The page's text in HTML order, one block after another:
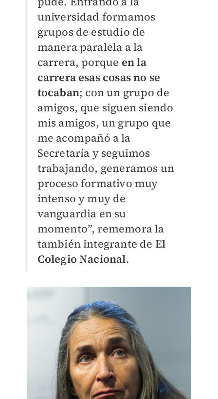
universidad formamos
grupos de estudio de
manera paralela a la
carrera, porque en la
carrera esas cosas no se
tocaban; con un grupo de
amigos, que siguen siendo
mis amigos, un grupo que
me acompañó a la
Secretaría y seguimos
trabajando, generamos un
proceso formativo muy
intenso y muy de
vanguardia en su
momento”, rememora la
también integrante de El
Colegio Nacional.